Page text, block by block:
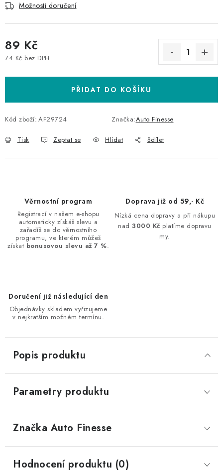
Možnosti doručení
89 Kč
74 Kč bez DPH
PŘIDAT DO KOŠÍKU
Kód zboží: AF29724 Značka:Auto Finesse
Tisk Zeptat se Hlídat Sdílet
Věrnostní program
Registrací v našem e-shopu
automaticky získáš slevu a
zařadíš se do věrnostního
programu, ve kterém můžeš
získat bonusovou slevu až 7 %.
Doprava již od 59,- Kč
Nízká cena dopravy a při nákupu
nad3000 Kč platíme dopravu
my.
Doručení již následující den
Objednávky skladem vyřizujeme
v nejkratším možném termínu.
Popis produktu
Parametry produktu
Značka Auto Finesse
Hodnocení produktu (0)